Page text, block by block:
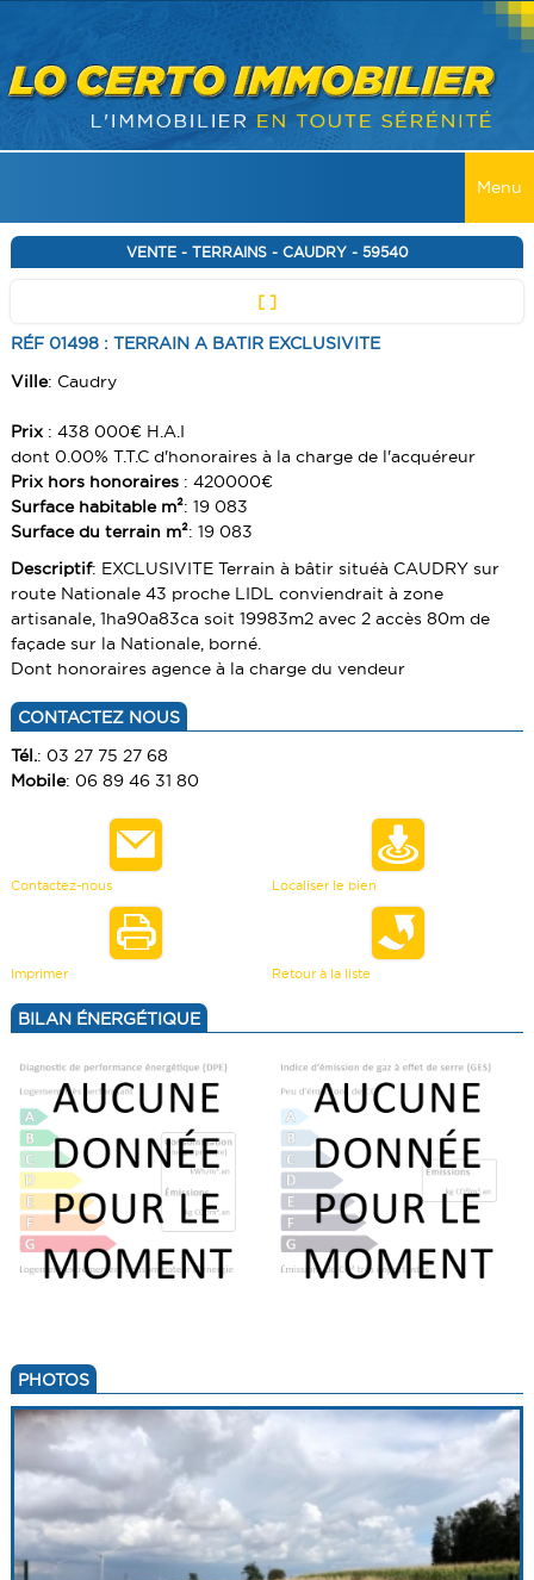
Menu
TOUTES LES VENTES
MAISONS
APPARTEMENT
IMMEUBLES
TERRAINS
LOCATIONS
APPARTEMENT
IMMEUBLES
TERRAINS
SERVICES
ALERTE E-MAIL
ESTIMATION
CALCULETTE
CONTACT
VENTE - TERRAINS - CAUDRY - 59540
[ ]
RÉF 01498 : TERRAIN A BATIR EXCLUSIVITE
Ville: Caudry
Prix: 438 000€ H.A.I
dont 0.00% T.T.C d'honoraires à la charge de l'acquéreur
Prix hors honoraires: 420000€
Surface habitable m²: 19 083
Surface du terrain m²: 19 083
Descriptif: EXCLUSIVITE Terrain à bâtir situéà CAUDRY sur
route Nationale 43 proche LIDL conviendrait à zone
artisanale, 1ha90a83ca soit 19983m2 avec 2 accès 80m de
façade sur la Nationale, borné.
Dont honoraires agence à la charge du vendeur
CONTACTEZ NOUS
Tél.: 03 27 75 27 68
Mobile: 06 89 46 31 80
Contactez-nous Localiser le bien
Imprimer Retour à la liste
BILAN ÉNERGÉTIQUE
PHOTOS